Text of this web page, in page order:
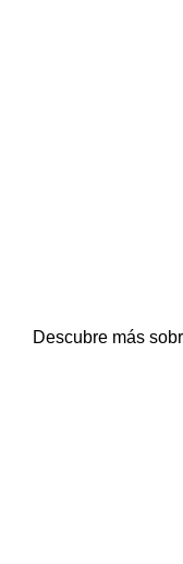
Descubre más